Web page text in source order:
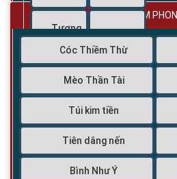
Tượng
Phật Di
(Trầm
Tượng
Thích Ca
Tượng
Quan
Thế Âm
Bồ Tát
VẬT PHẨM
Cóc Thiềm Thừ
Mèo Thần Tài
Túi kim tiền
Tiên dâng nến
Bình Như Ý